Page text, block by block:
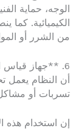
الوجه، حماية
الكيميائية. كما
من الشرر أو
6. **جهاز قياس
أن النظام
تسربات أو
إن استخدام هذه